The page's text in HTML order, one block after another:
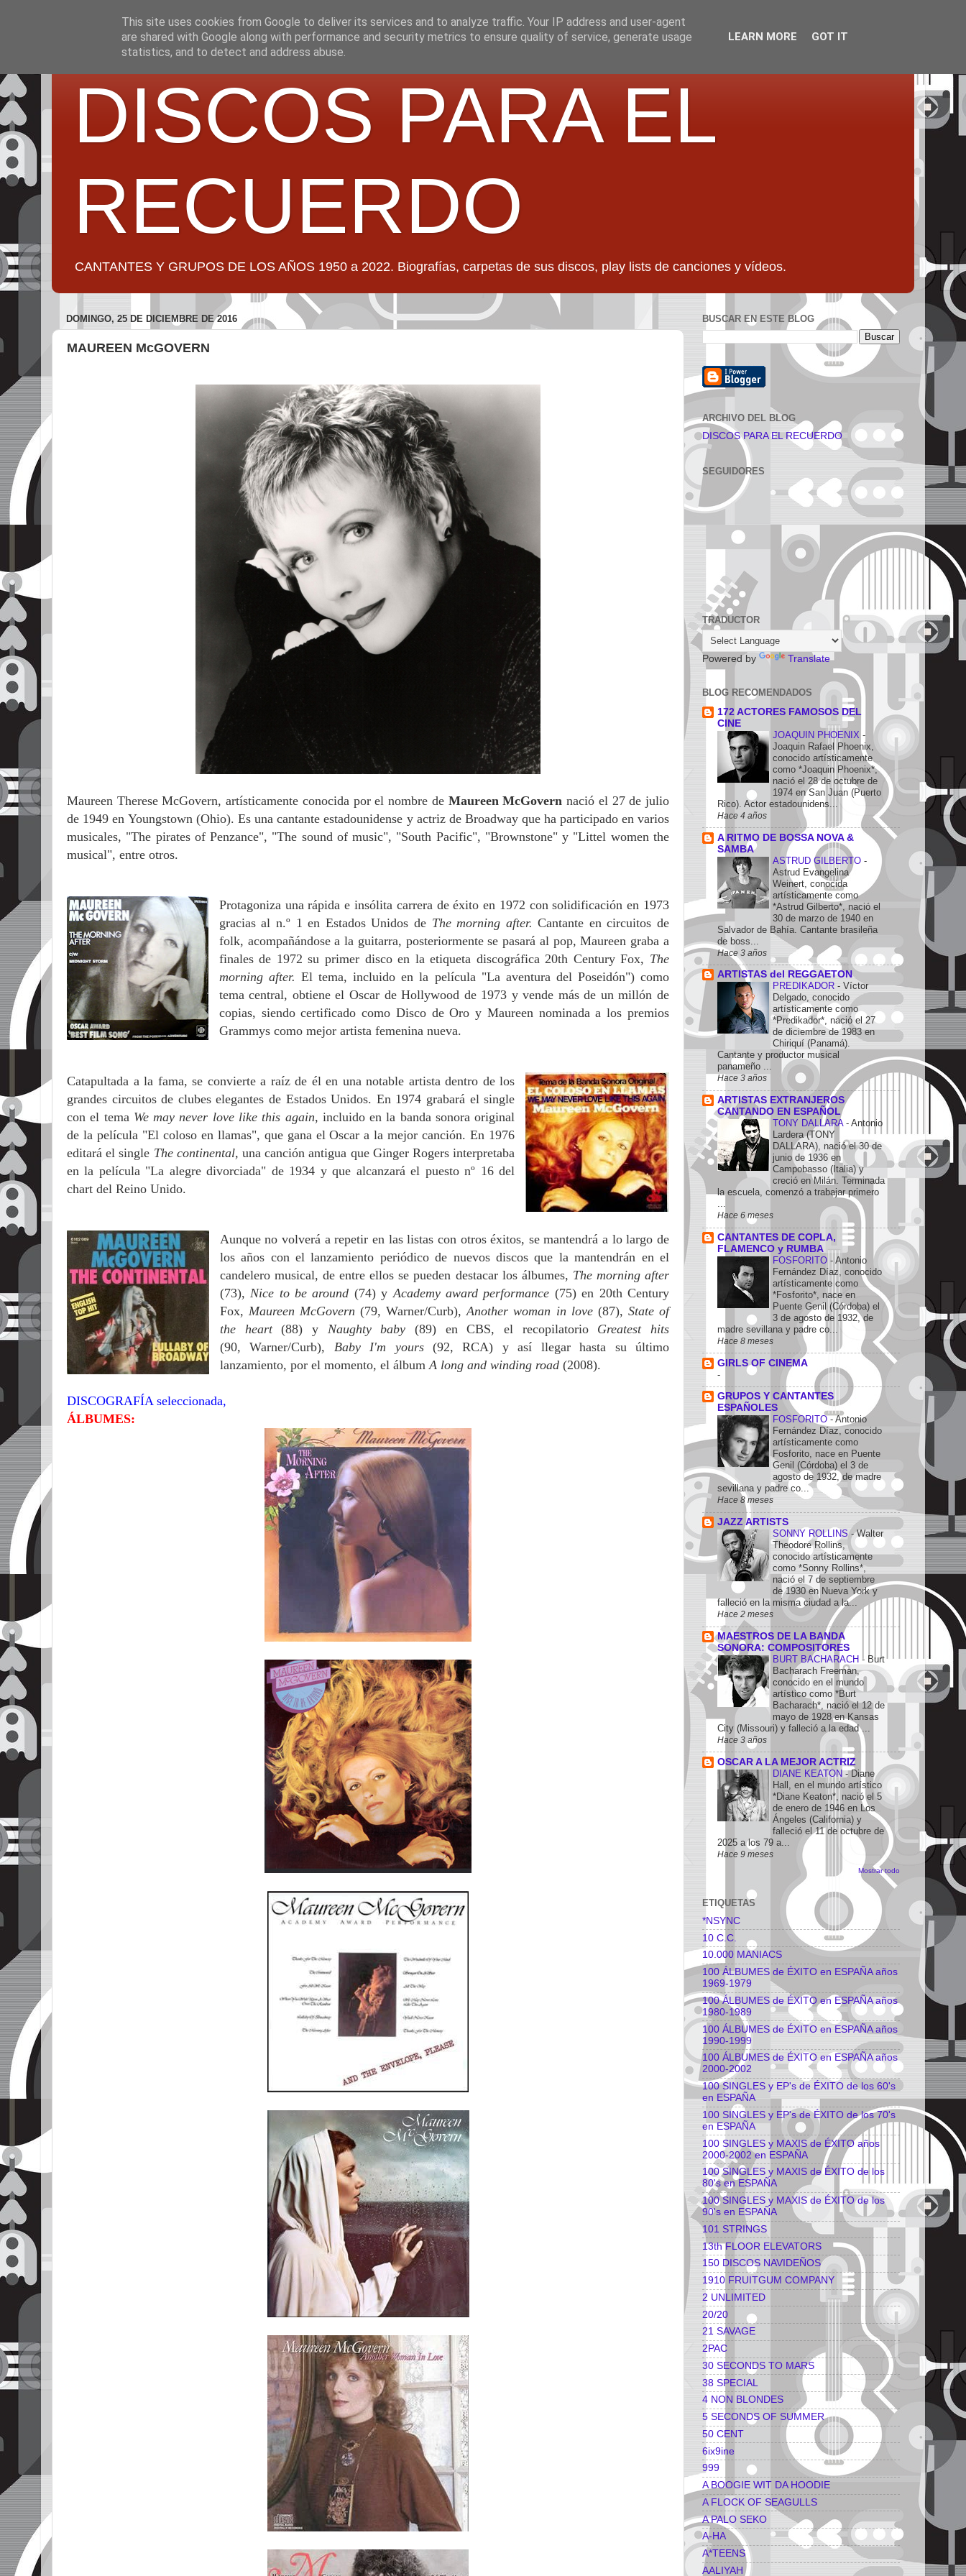
DISCOS PARA EL
RECUERDO
CANTANTES Y GRUPOS DE LOS AÑOS 1950 a 2022. Biografías, carpetas de sus discos, play lists de canciones y vídeos.
DOMINGO, 25 DE DICIEMBRE DE 2016
MAUREEN McGOVERN
Maureen Therese McGovern, artísticamente conocida por el nombre de MaureenMcGovern nació el 27 de julio
de 1949 en Youngstown (Ohio). Es una cantante estadounidense y actriz de Broadway que ha participado en varios
musicales, "The pirates of Penzance", "The sound of music", "South Pacific", "Brownstone" y "Littel women the
musical", entre otros.
Protagoniza una rápida e insólita carrera de éxito en 1972 con solidificación en 1973
gracias al n.º 1 en EstadosUnidos de The morning after.Cantante encircuitos de
folk, acompañándose a la guitarra, posteriormente se pasará al pop, Maureen graba a
finales de 1972 suprimer disco en la etiqueta discográfica 20th Century Fox, The
morning after. El tema,incluido en la película "La aventura del Poseidón") como
tema central, obtiene el Oscar de Hollywood de 1973 y vende más de un millón de
copias, siendo certificado como Disco de Oro y Maureen nominada a los premios
Grammys como mejor artista femenina nueva.
Catapultada a la fama, se convierte a raíz de élen una notable artista dentro de los
grandes circuitos de clubes elegantes de Estados Unidos. En 1974 grabará el single
con el tema We may never love like this again, incluido en la banda sonora original
de la película "El coloso en llamas", que gana el Oscar a la mejor canción. En 1976
editará el single The continental, una canción antigua que Ginger Rogers interpretaba
en la película "La alegre divorciada" de 1934 y que alcanzará el puesto nº 16 del
chart del Reino Unido.
Aunque no volverá a repetir en las listas con otros éxitos, se mantendrá a lo largo de
los años con el lanzamiento periódico de nuevos discos que la mantendrán en el
candelero musical, de entre ellos se pueden destacar los álbumes, The morning after
(73),Nice to be around (74) yAcademy award performance (75) en 20th Century
Fox, Maureen McGovern(79, Warner/Curb),Another woman in love (87), State of
the heart(88) y Naughty baby (89) en CBS, el recopilatorio Greatest hits
(90, Warner/Curb), Baby I'm yours (92, RCA) y así llegar hasta su último
lanzamiento, por el momento, el álbumA long and winding road (2008).
DISCOGRAFÍA seleccionada,
ÁLBUMES:
BUSCAR EN ESTE BLOG
ARCHIVO DEL BLOG
DISCOS PARA EL RECUERDO
SEGUIDORES
TRADUCTOR
Powered by Translate
BLOG RECOMENDADOS
172 ACTORES FAMOSOS DEL
CINE
JOAQUIN PHOENIX -
Joaquin Rafael Phoenix,
conocido artísticamente
como *Joaquin Phoenix*,
nació el 28 de octubre de
1974 en San Juan (Puerto
Rico). Actor estadounidens...
Hace 4 años
A RITMO DE BOSSA NOVA &
SAMBA
ASTRUD GILBERTO -
Astrud Evangelina
Weinert, conocida
artísticamente como
*Astrud Gilberto*, nació el
30 de marzo de 1940 en
Salvador de Bahía. Cantante brasileña
de boss...
Hace 3 años
ARTISTAS del REGGAETON
PREDIKADOR - Víctor
Delgado, conocido
artísticamente como
*Predikador*, nació el 27
de diciembre de 1983 en
Chiriquí (Panamá).
Cantante y productor musical
panameño ...
Hace 3 años
ARTISTAS EXTRANJEROS
CANTANDO EN ESPAÑOL
TONY DALLARA - Antonio
Lardera (TONY
DALLARA), nació el 30 de
junio de 1936 en
Campobasso (Italia) y
creció en Milán. Terminada
la escuela, comenzó a trabajar primero
...
Hace 6 meses
CANTANTES DE COPLA,
FLAMENCO y RUMBA
FOSFORITO - Antonio
Fernández Díaz, conocido
artísticamente como
*Fosforito*, nace en
Puente Genil (Córdoba) el
3 de agosto de 1932, de
madre sevillana y padre co...
Hace 8 meses
GIRLS OF CINEMA
-
GRUPOS Y CANTANTES
ESPAÑOLES
FOSFORITO-Antonio
Fernández Díaz, conocido
artísticamente como
Fosforito, nace en Puente
Genil (Córdoba) el 3 de
agosto de 1932, de madre
sevillana y padre co...
Hace 8 meses
JAZZ ARTISTS
SONNY ROLLINS-Walter
Theodore Rollins,
conocido artísticamente
como *Sonny Rollins*,
nació el 7 de septiembre
de 1930 en Nueva York y
falleció en la misma ciudad a la...
Hace 2 meses
MAESTROS DE LA BANDA
SONORA: COMPOSITORES
BURT BACHARACH - Burt
Bacharach Freeman,
conocido en el mundo
artístico como *Burt
Bacharach*, nació el 12 de
mayo de 1928 en Kansas
City (Missouri) y falleció a la edad ...
Hace 3 años
OSCAR A LA MEJOR ACTRIZ
DIANE KEATON-Diane
Hall, en el mundo artístico
*Diane Keaton*, nació el 5
de enero de 1946 en Los
Ángeles (California) y
falleció el 11 de octubre de
2025 a los 79 a...
Hace 9 meses
Mostrar todo
ETIQUETAS
*NSYNC
10 C.C.
10.000 MANIACS
100 ÁLBUMES de ÉXITO en ESPAÑA años
1969-1979
100 ÁLBUMES de ÉXITO en ESPAÑA años
1980-1989
100 ÁLBUMES de ÉXITO en ESPAÑA años
1990-1999
100 ÁLBUMES de ÉXITO en ESPAÑA años
2000-2002
100 SINGLES y EP's de ÉXITO de los 60's
en ESPAÑA
100 SINGLES y EP's de ÉXITO de los 70's
en ESPAÑA
100 SINGLES y MAXIS de ÉXITO años
2000-2002 en ESPAÑA
100 SINGLES y MAXIS de ÉXITO de los
80's en ESPAÑA
100 SINGLES y MAXIS de ÉXITO de los
90's en ESPAÑA
101 STRINGS
13th FLOOR ELEVATORS
150 DISCOS NAVIDEÑOS
1910 FRUITGUM COMPANY
2 UNLIMITED
20/20
21 SAVAGE
2PAC
30 SECONDS TO MARS
38 SPECIAL
4 NON BLONDES
5 SECONDS OF SUMMER
50 CENT
6ix9ine
999
A BOOGIE WIT DA HOODIE
A FLOCK OF SEAGULLS
A PALO SEKO
A-HA
A*TEENS
AALIYAH
This site uses cookies from Google to deliver its services and to analyze traffic. Your IP address and user-agent
are shared with Google along with performance and security metrics to ensure quality of service, generate usage
statistics, and to detect and address abuse.
LEARN MORE GOT IT